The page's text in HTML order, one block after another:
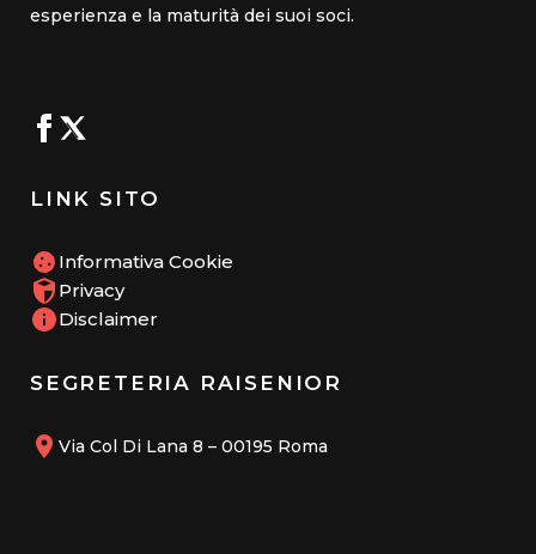
esperienza e la maturità dei suoi soci.
LINK SITO
Informativa Cookie
Privacy
Disclaimer
SEGRETERIA RAISENIOR
Via Col Di Lana 8 – 00195 Roma